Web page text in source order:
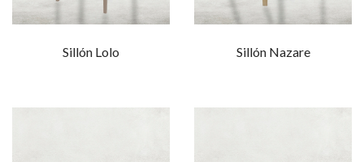
Sillón Lolo Sillón Nazare